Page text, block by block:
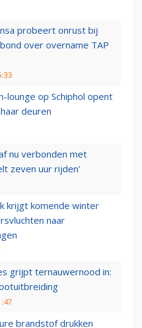
probeert onrust bij
over overname TAP
lounge op Schiphol opent
deuren
nu verbonden met
zeven uur rijden'
krijgt komende winter
naar
grijpt ternauwernood in:
brandstof drukken